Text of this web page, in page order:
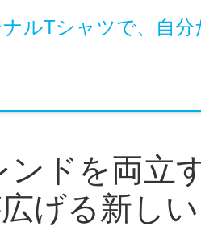
ルTシャツで、自分
ンドを両立
げる新し